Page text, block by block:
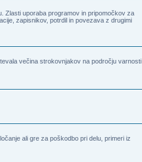
Zlasti uporaba programov in pripomočkov za
zapisnikov, potrdil in povezava z drugimi
večina strokovnjakov na področju varnosti
ali gre za poškodbo pri delu, primeri iz